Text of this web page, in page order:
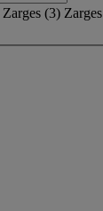
Zarges (3) Zarges